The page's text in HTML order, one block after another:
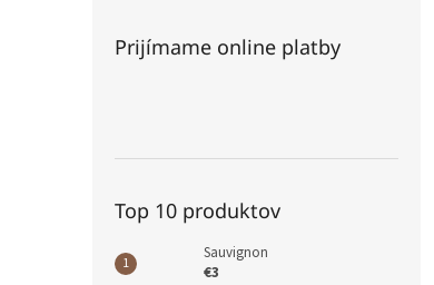
Prijímame online platby
Top 10 produktov
Sauvignon
€3